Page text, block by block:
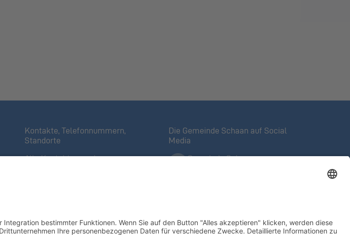
Kontakte, Telefonnummern,
Standorte
Alle Kontakte anzeigen
Die Gemeinde Schaan auf Social
Media
Gemeinde Schaan
@meinschaan